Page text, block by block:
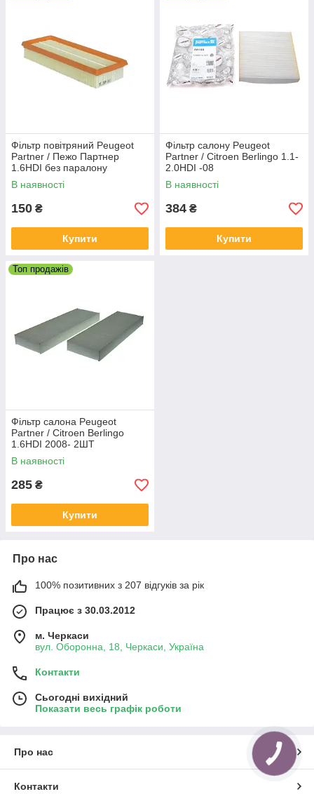
Фільтр повітряний Peugeot
Partner / Пежо Партнер
1.6HDI без паралону
В наявності
150 ₴
Купити
Фільтр салону Peugeot
Partner / Citroen Berlingo 1.1-
2.0HDI -08
В наявності
384 ₴
Купити
Топ продажів
Фільтр салона Peugeot
Partner / Citroen Berlingo
1.6HDI 2008- 2ШТ
В наявності
285 ₴
Купити
Про нас
100% позитивних з 207 відгуків за рік
Працює з 30.03.2012
м. Черкаси
вул. Оборонна, 18, Черкаси, Україна
Контакти
Сьогодні вихідний
Показати весь графік роботи
Про нас
Контакти